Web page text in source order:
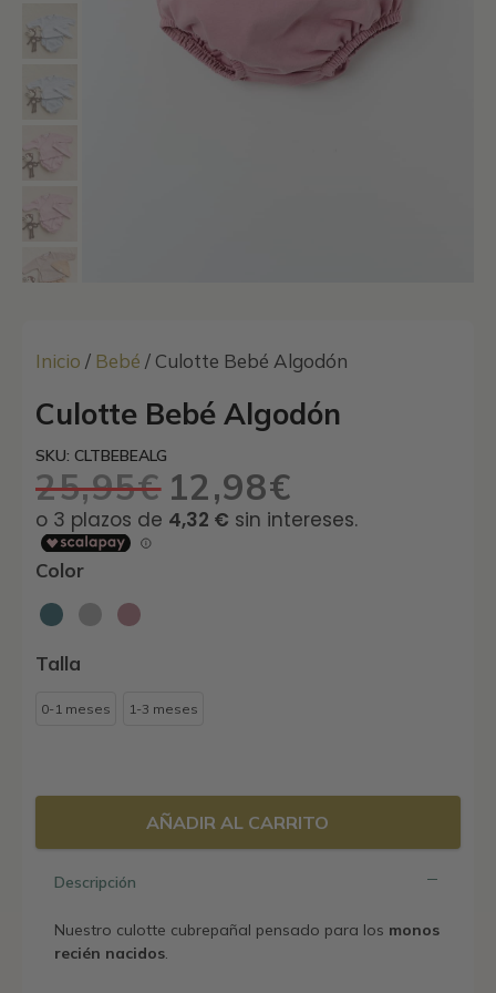
Inicio / Bebé / Culotte Bebé Algodón
Culotte Bebé Algodón
SKU: CLTBEBEALG
25,95€ El
precio
12,98€
Color
Talla
0-1 meses 1-3 meses
AÑADIR AL CARRITO
Descripción
Nuestro culotte cubrepañal pensado para los monos
recién nacidos.